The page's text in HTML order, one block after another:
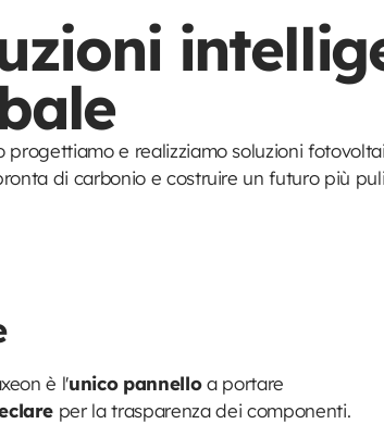
progettiamo e realizziamo soluzioni
di carbonio e costruire un futuro più
è l'unico pannelloa portare
per la trasparenza dei componenti.